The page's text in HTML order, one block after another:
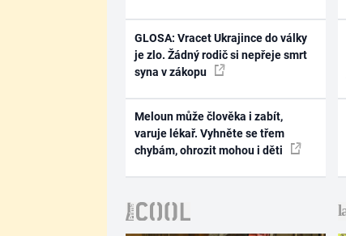
GLOSA: Vracet Ukrajince do války
je zlo. Žádný rodič si nepřeje smrt
syna v zákopu
Meloun může člověka i zabít,
varuje lékař. Vyhněte se třem
chybám, ohrozit mohou i děti